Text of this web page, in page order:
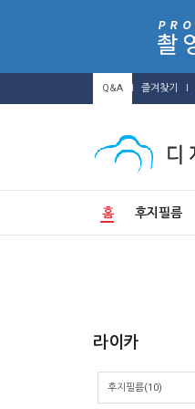
Q&A 즐겨찾기
홈 후지필름
라이카
후지필름(10)